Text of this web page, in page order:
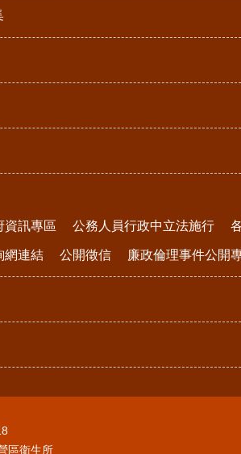
資訊專區 公務人員行政中立法施行
網連結 公開徵信 廉政倫理事件公開
區衛生所